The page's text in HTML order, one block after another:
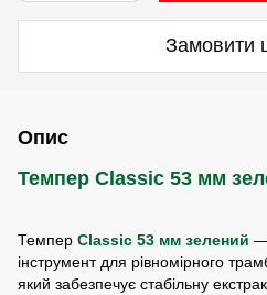
Замовити
Опис
Темпер Classic 53 мм
Темпер Classic 53 мм зелений
інструмент для рівномірного
який забезпечує стабільну